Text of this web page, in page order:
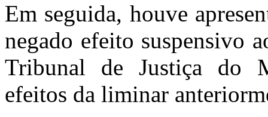
Em seguida, houve
negado efeito suspensivo
Tribunal de Justiça do
efeitos da liminar